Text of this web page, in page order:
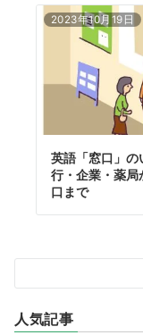
2023年10月19日
英語「窓口」の
行・企業・薬局
口まで
人気記事